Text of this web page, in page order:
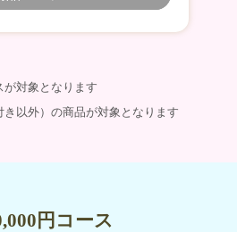
が対象となります
以外）の商品が対象となります